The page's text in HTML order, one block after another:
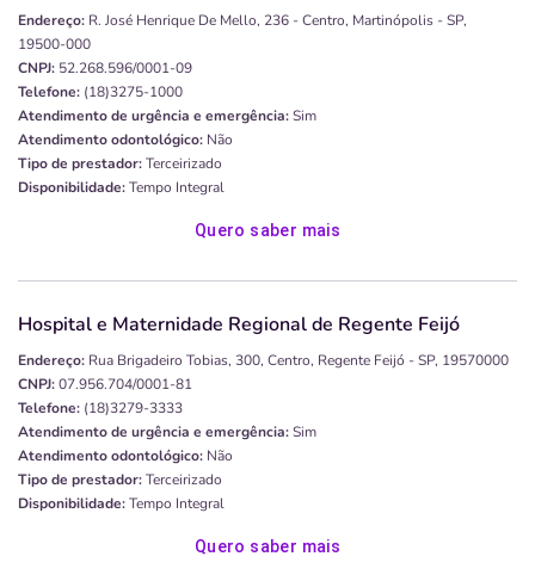
Endereço: R. José Henrique De Mello, 236 - Centro, Martinópolis - SP,
19500-000
CNPJ: 52.268.596/0001-09
Telefone: (18)3275-1000
Atendimento de urgência e emergência:Sim
Atendimento odontológico: Não
Tipo de prestador:Terceirizado
Disponibilidade:Tempo Integral
Quero saber mais
Hospital e Maternidade Regional de Regente Feijó
Endereço: Rua Brigadeiro Tobias, 300, Centro, Regente Feijó - SP, 19570000
CNPJ:07.956.704/0001-81
Telefone: (18)3279-3333
Atendimento de urgência e emergência:Sim
Atendimento odontológico: Não
Tipo de prestador:Terceirizado
Disponibilidade:Tempo Integral
Quero saber mais